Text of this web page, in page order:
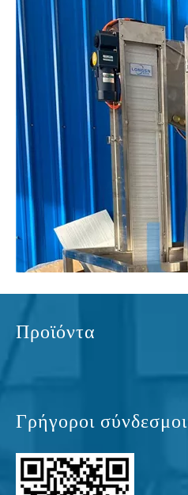
Προϊόντα
Γρήγοροι σύνδεσμοι